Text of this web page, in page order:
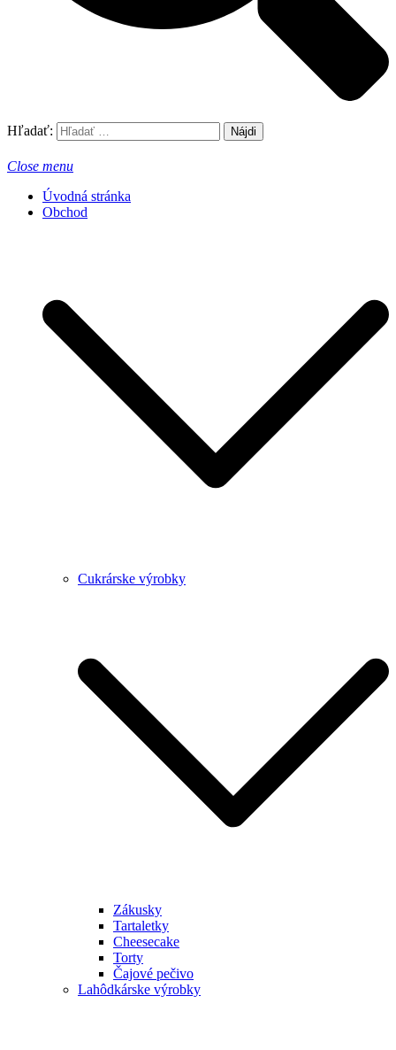
Hľadať:
Close menu
Úvodná stránka
Obchod
Cukrárske výrobky
Zákusky
Tartaletky
Cheesecake
Torty
Čajové pečivo
Lahôdkárske výrobky